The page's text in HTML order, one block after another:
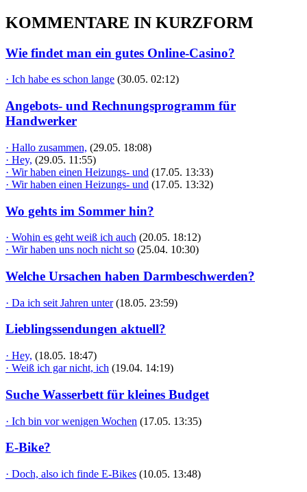
KOMMENTARE IN KURZFORM
Wie findet man ein gutes Online-Casino?
· Ich habe es schon lange (30.05. 02:12)
Angebots- und Rechnungsprogramm für
Handwerker
· Hallo zusammen, (29.05. 18:08)
· Hey, (29.05. 11:55)
· Wir haben einen Heizungs- und (17.05. 13:33)
· Wir haben einen Heizungs- und (17.05. 13:32)
Wo gehts im Sommer hin?
· Wohin es geht weiß ich auch (20.05. 18:12)
· Wir haben uns noch nicht so (25.04. 10:30)
Welche Ursachen haben Darmbeschwerden?
· Da ich seit Jahren unter (18.05. 23:59)
Lieblingssendungen aktuell?
· Hey, (18.05. 18:47)
· Weiß ich gar nicht, ich (19.04. 14:19)
Suche Wasserbett für kleines Budget
· Ich bin vor wenigen Wochen (17.05. 13:35)
E-Bike?
· Doch, also ich finde E-Bikes (10.05. 13:48)